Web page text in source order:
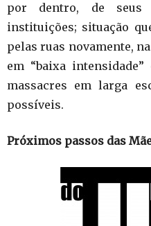
por dentro, de seus
instituições; situação
pelas ruas novamente,
em “baixa
massacres em larga
possíveis.
Próximos passos das